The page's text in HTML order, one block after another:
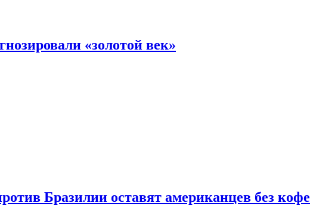
«золотой век»
Бразилии оставят американцев без кофе